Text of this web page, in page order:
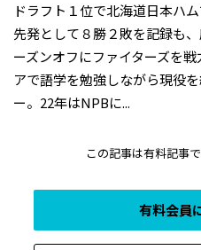
ドラフト１位で北海道日本ハ
先発として８勝２敗を記録も
ーズンオフにファイターズを
アで語学を勉強しながら現役
ー。22年はNPBに...
この記事は有料記事で
有料会員